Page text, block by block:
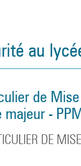
au
de
majeur -
DE